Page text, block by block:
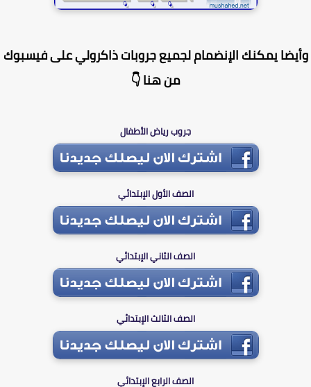
يمكنك الإنضمام لجميع جروبات ذاكرولي على فيسبوك
من هنا 👇
جروب رياض الأطفال
الصف الأول الإبتدائي
الصف الثاني الإبتدائي
الصف الثالث الإبتدائي
الصف الرابع الإبتدائي